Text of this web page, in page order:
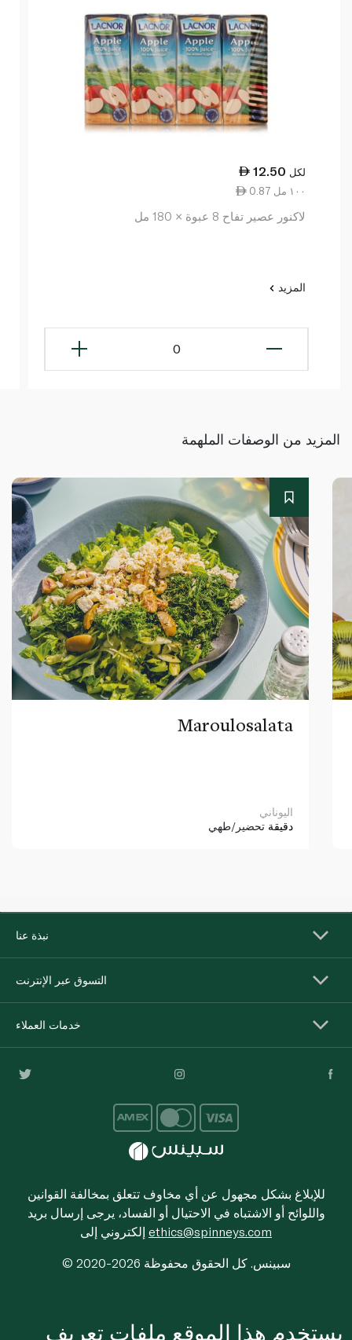
12.50 لكل
0.87 ١٠٠ مل
لاكنور عصير تفاح 8 عبوة × 180 مل
المزيد
0
المزيد من الوصفات الملهمة
Maroulosalata
اليوناني
دقيقة تحضير/طهي
نبذة عنا
التسوق عبر الإنترنت
خدمات العملاء
للإبلاغ بشكل مجهول عن أي مخاوف تتعلق بمخالفة القوانين
واللوائح أو الاشتباه في الاحتيال أو الفساد، يرجى إرسال بريد
ethics@spinneys.com
© 2020-2026 سبينس. كل الحقوق محفوظة
يستخدم هذا الموقع ملفات تعريف